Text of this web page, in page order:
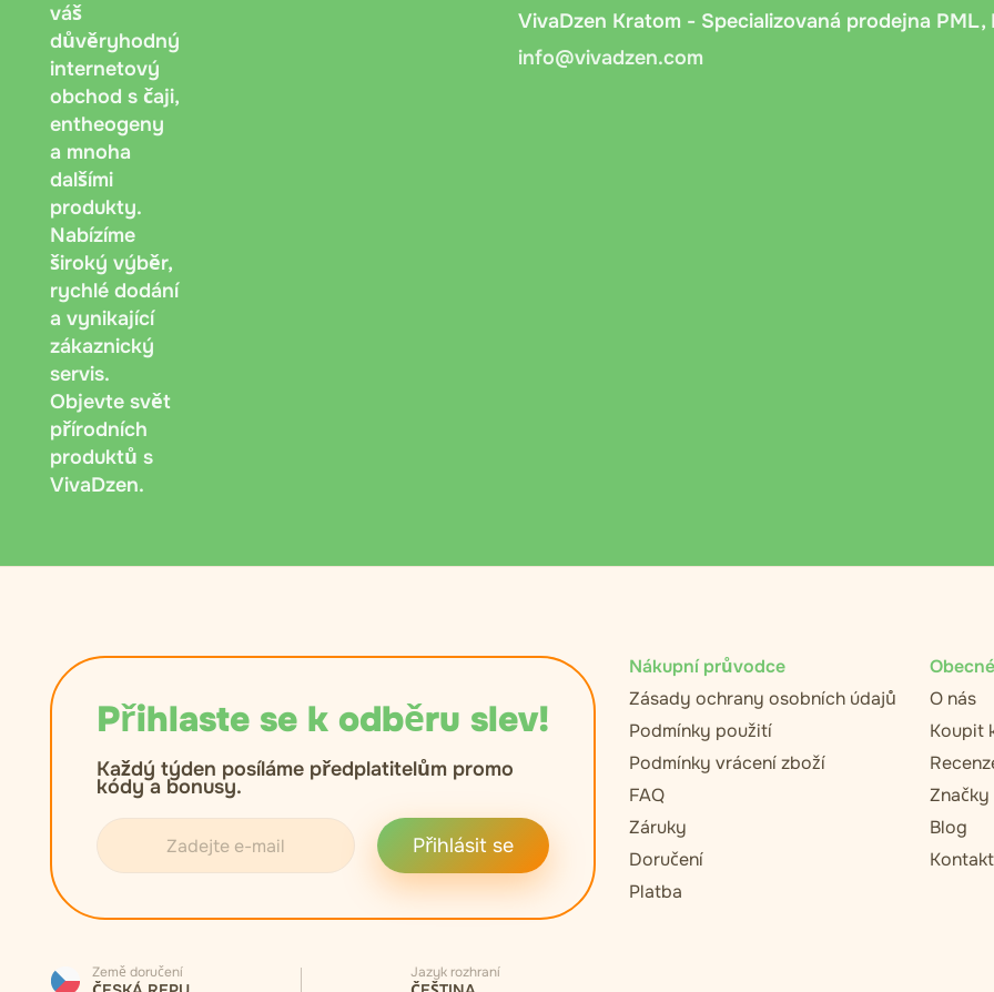
Dobírka Messenger.cz: Platba při doručení přes Messenger.cz. Při
dokladu a vyžádá si podpis pro potvrzení převzetí.
váš
důvěryhodný
internetový
obchod s čaji,
entheogeny
a mnoha
dalšími
produkty.
Nabízíme
široký výběr,
rychlé dodání
a vynikající
zákaznický
servis.
Objevte svět
přírodních
produktů s
VivaDzen.
VivaDzen Kratom - Specializovaná prodejna
info@vivadzen.com
Přihlaste se k odběru slev!
Každý týden posíláme předplatitelům promo
kódy a bonusy.
Přihlásit se
Země doručení Jazyk rozhraní
Nákupní průvodce
Zásady ochrany osobních údajů
Podmínky použití
Podmínky vrácení zboží
FAQ
Záruky
Doručení
Platba
O nás
Koupit
Značky
Blog